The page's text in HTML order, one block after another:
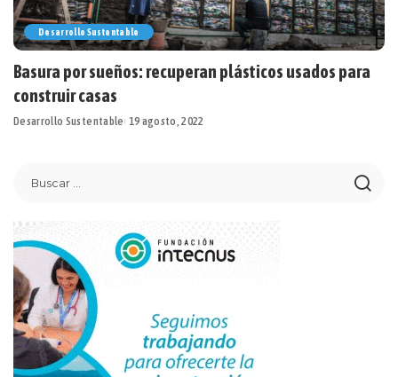
Desarrollo Sustentable
Basura por sueños: recuperan plásticos usados para
construir casas
Desarrollo Sustentable 19 agosto, 2022